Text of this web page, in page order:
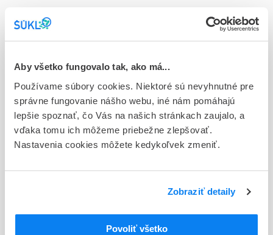
Aby všetko fungovalo tak, ako má...
Používame súbory cookies. Niektoré sú nevyhnutné pre
správne fungovanie nášho webu, iné nám pomáhajú
lepšie spoznať, čo Vás na našich stránkach zaujalo, a
vďaka tomu ich môžeme priebežne zlepšovať.
Nastavenia cookies môžete kedykoľvek zmeniť.
Zobraziť detaily
Povoliť všetko
Registračné číslo
Doplnok
Stav
R - Aktuálna registrácia
Typ registračnej procedúry